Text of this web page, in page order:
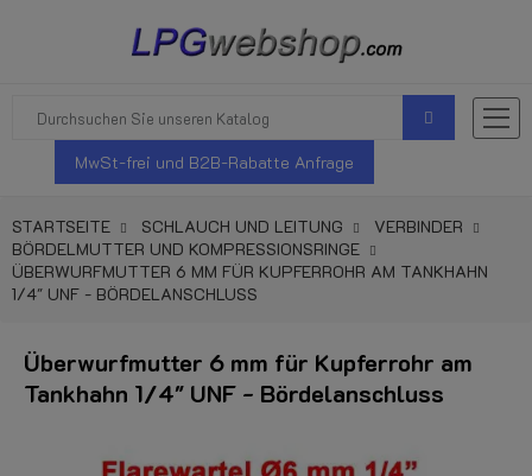
MwSt-frei und B2B-Rabatte Anfrage
STARTSEITE SCHLAUCH UND LEITUNG
VERBINDER
BÖRDELMUTTER UND KOMPRESSIONSRINGE
ÜBERWURFMUTTER 6 MM FÜR KUPFERROHR AM TANKHAHN
1/4" UNF - BÖRDELANSCHLUSS
Überwurfmutter 6 mm für Kupferrohr am
Tankhahn 1/4" UNF - Bördelanschluss